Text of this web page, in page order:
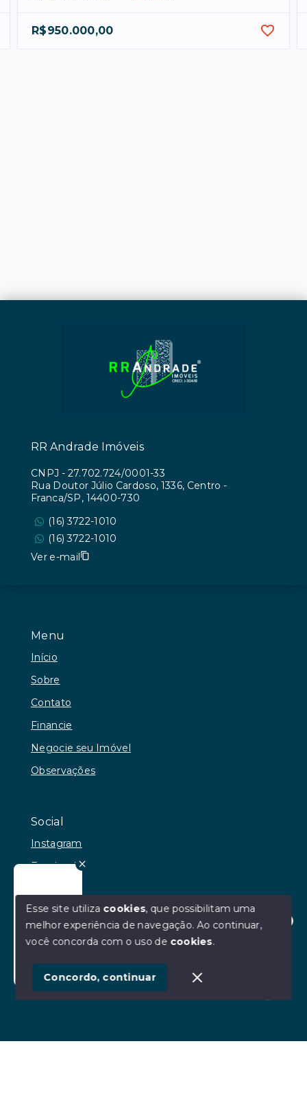
R$950.000,00
Menu
Início
Sobre
Contato
Financie
Negocie seu Imóvel
Observações
Social
Instagram
Facebook
© Copyright 2026 - RR Andrade Imóveis - Todos os
SITE PARA IMOBILIARIA
RR Andrade Imóveis
CNPJ - 27.702.724/0001-33
Rua Doutor Júlio Cardoso, 1336, Centro -
Franca/SP, 14400-730
(16) 3722-1010
(16) 3722-1010
Ver e-mail
Olá! Estamos disponíveis para te ajudar.
Esse site utiliza cookies, que possibilitam uma
melhor experiência de navegação.Ao continuar,
você concorda com o uso de cookies.
Concordo, continuar